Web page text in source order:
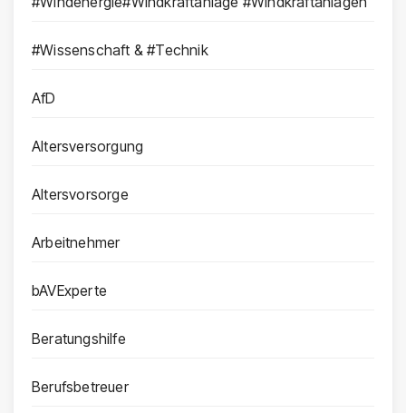
#Wissenschaft & #Technik
AfD
Altersversorgung
Altersvorsorge
Arbeitnehmer
bAVExperte
Beratungshilfe
Berufsbetreuer